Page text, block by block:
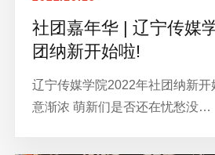
社团嘉年华 | 辽宁传媒
团纳新开始啦!
辽宁传媒学院2022年社团纳新
意渐浓 萌新们是否还在忧愁没…